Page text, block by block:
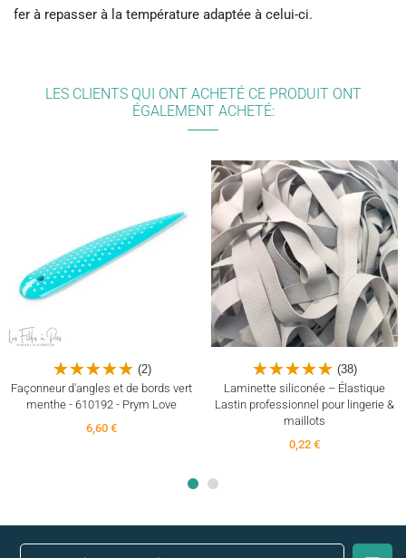
fer à repasser à la température adaptée à celui-ci.
LES CLIENTS QUI ONT ACHETÉ CE PRODUIT ONT
ÉGALEMENT ACHETÉ:
(2)
Façonneur d'angles et de bords vert
menthe - 610192 - Prym Love
6,60 €
(38)
Laminette siliconée – Élastique
Lastin professionnel pour lingerie &
maillots
0,22 €